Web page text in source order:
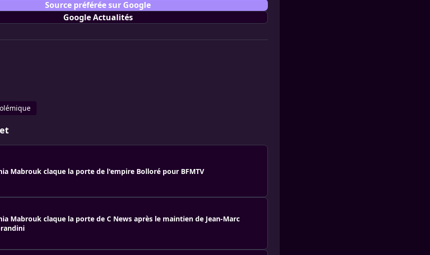
Source préférée sur Google
Google Actualités
Mabrouk claque la porte de l'empire Bolloré pour BFMTV
Mabrouk claque la porte de C News après le maintien de Jean-Marc